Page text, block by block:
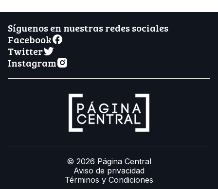
Síguenos en nuestras redes sociales
Facebook
Twitter
Instagram
© 2026 Página Central
Aviso de privacidad
Términos y Condiciones